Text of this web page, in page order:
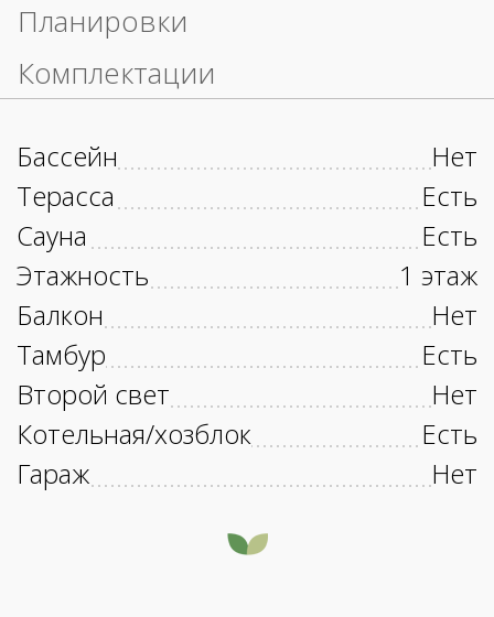
Планировки
Комплектации
Бассейн
Нет
Терасса
Есть
Сауна
Есть
Этажность
1 этаж
Балкон
Нет
Тамбур
Есть
Второй свет
Нет
Котельная/хозблок
Есть
Гараж
Нет